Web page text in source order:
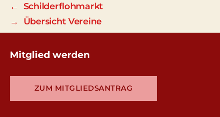
← Schilderflohmarkt
→
Übersicht Vereine
Mitglied werden
ZUM MITGLIEDSANTRAG